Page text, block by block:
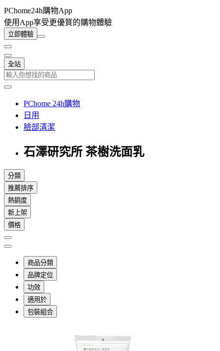
PChome24h購物App
使用App享受更優質的購物體驗
立即體驗
全站
PChome 24h購物
日用
臉部清潔
石澤研究所 茶樹洗面乳
分類
推薦排序
熱銷度
新上架
價格
商品分類
品牌定位
功效
適用於
包裝組合